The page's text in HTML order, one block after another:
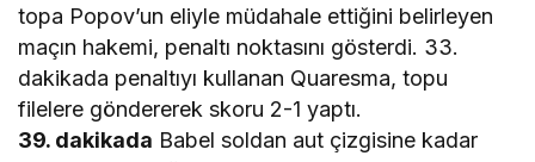
topa Popov’un eliyle müdahale ettiğini belirleyen
maçın hakemi, penaltı noktasını gösterdi. 33.
dakikada penaltıyı kullanan Quaresma, topu
filelere göndererek skoru 2-1 yaptı.
39. dakikada Babel soldan aut çizgisine kadar